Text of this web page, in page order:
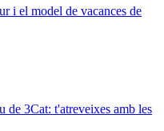
i el model de vacances de
de 3Cat: t'atreveixes amb les